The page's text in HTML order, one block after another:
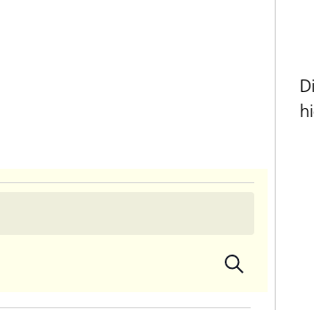
Suche